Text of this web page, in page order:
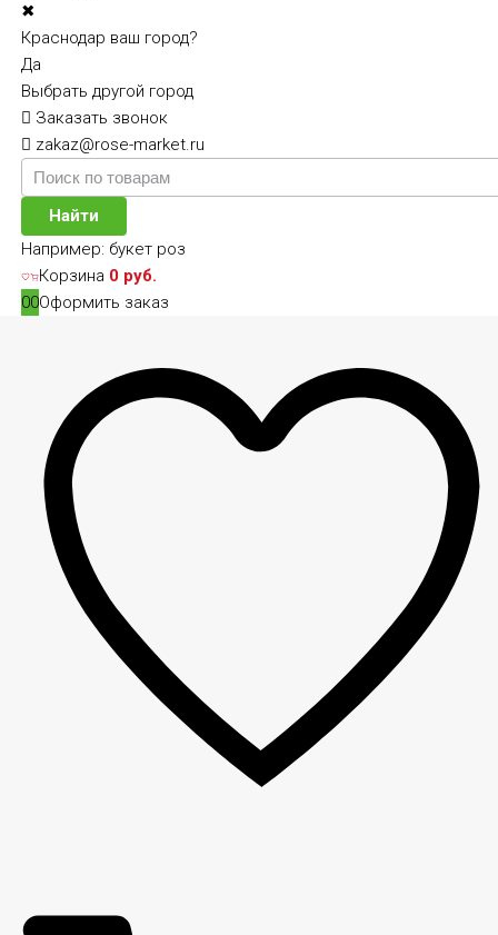
✖
Краснодар ваш город?
Да
Выбрать другой город
Заказать звонок
zakaz@rose-market.ru
Найти
Например: букет роз
00
Корзина 0 руб.
Оформить заказ